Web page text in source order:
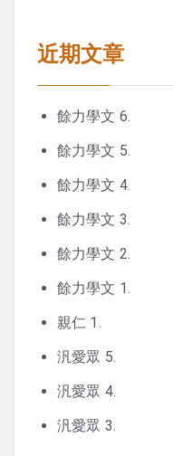
近期文章
餘力學文 6.
餘力學文 5.
餘力學文 4.
餘力學文 3.
餘力學文 2.
餘力學文 1.
親仁 1.
汎愛眾 5.
汎愛眾 4.
汎愛眾 3.